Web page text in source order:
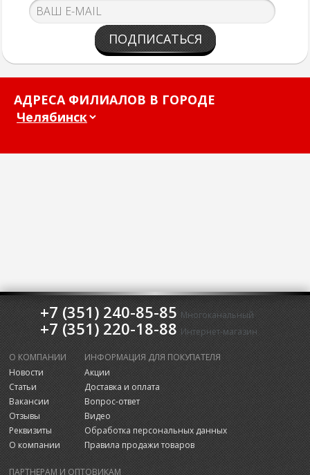
ПОДПИСАТЬСЯ
АДРЕСА ФИЛИАЛОВ В ГОРОДЕ
+7 (351) 240-85-85 Многоканальный
+7 (351) 220-18-88 Интернет-магазин
О КОМПАНИИ
Новости
Статьи
Вакансии
Отзывы
Реквизиты
О компании
ИНФОРМАЦИЯ ДЛЯ ПОКУПАТЕЛЯ
Акции
Доставка и оплата
Вопрос-ответ
Видео
Обработка персональных данных
Правила продажи товаров
ПАРТНЕРАМ И ОПТОВИКАМ